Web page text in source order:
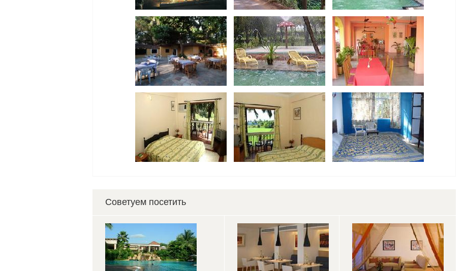
Советуем посетить